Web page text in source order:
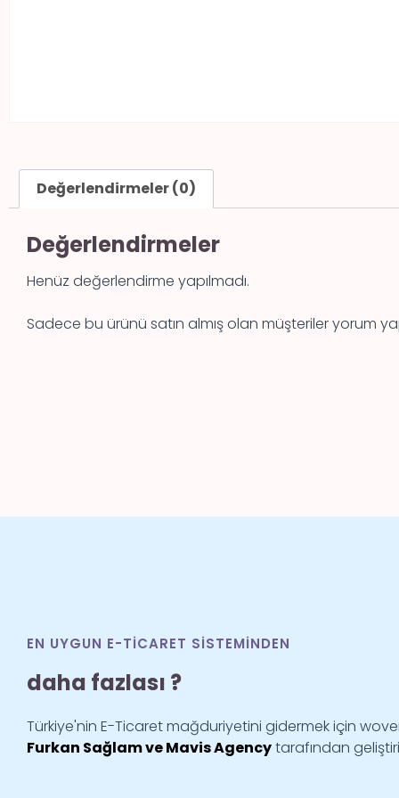
Değerlendirmeler (0)
Değerlendirmeler
Henüz değerlendirme yapılmadı.
Sadece bu ürünü satın almış olan müşteriler yorum
EN UYGUN E-TICARET SISTEMINDEN
daha fazlası ?
Türkiye'nin E-Ticaret mağduriyetini gidermek için
Furkan Sağlam ve Mavis Agencytarafından